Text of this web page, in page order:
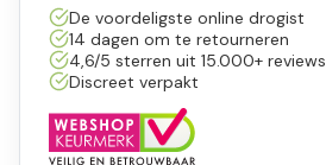
De voordeligste online drogist
14 dagen om te retourneren
4,6/5 sterren uit 15.000+ reviews
Discreet verpakt